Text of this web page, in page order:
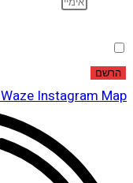
הרשם
WazeInstagramMap